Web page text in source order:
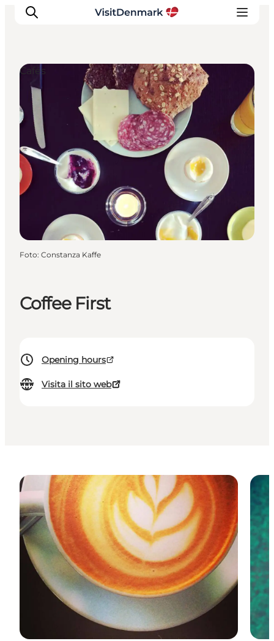
Ispirazioni
Dove andare
Cosa fare
Dove dormire
Pianifica il viaggio
Coffee First
Opening hours
Visita il sito web
Cafés
Foto: Constanza Kaffe